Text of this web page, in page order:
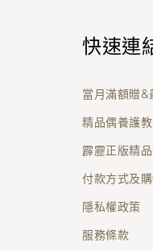
快速連
當月滿額贈&
精品偶養護
霹靂正版精
付款方式及
隱私權政策
服務條款